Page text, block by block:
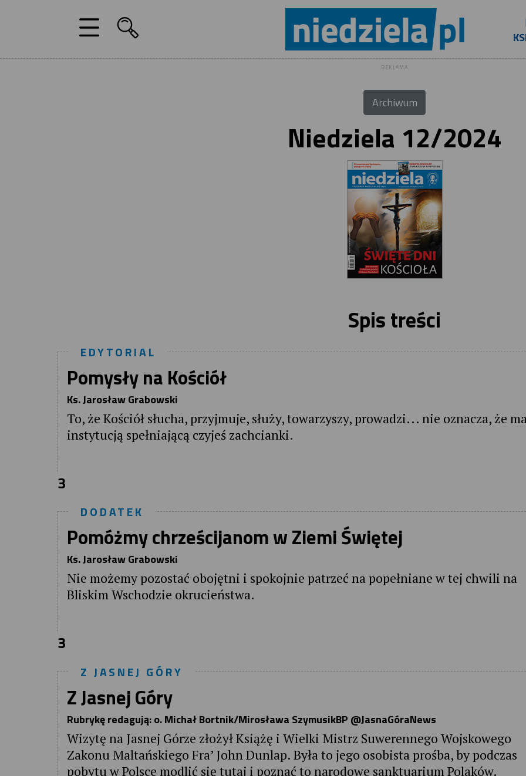
REKLAMA
Archiwum
Niedziela 12/2024
Spis treści
EDYTORIAL
Pomysły na Kościół
Ks. Jarosław Grabowski
To, że Kościół słucha, przyjmuje, służy, towarzyszy, prowadzi... nie oznacza, że
instytucją spełniającą czyjeś zachcianki.
3
DODATEK
Pomóżmy chrześcijanom w Ziemi Świętej
Ks. Jarosław Grabowski
Nie możemy pozostać obojętni i spokojnie patrzeć na popełniane w tej chwili na
Bliskim Wschodzie okrucieństwa.
3
Z JASNEJ GÓRY
Z Jasnej Góry
Rubrykę redagują: o. Michał Bortnik/Mirosława SzymusikBP @JasnaGóraNews
Wizytę na Jasnej Górze złożył Książę i Wielki Mistrz Suwerennego Wojskowego
Zakonu Maltańskiego Fra’ John Dunlap. Była to jego osobista prośba, by podczas
pobytu w Polsce modlić się tutaj i poznać to narodowe sanktuarium Polaków.